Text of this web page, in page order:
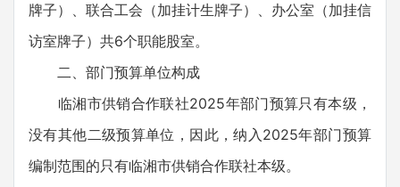
牌子）、联合工会（加挂计生牌子）、办公室（加挂信
访室牌子）共6个职能股室。
二、部门预算单位构成
临湘市供销合作联社2025年部门预算只有本级，
没有其他二级预算单位，因此，纳入2025年部门预算
编制范围的只有临湘市供销合作联社本级。